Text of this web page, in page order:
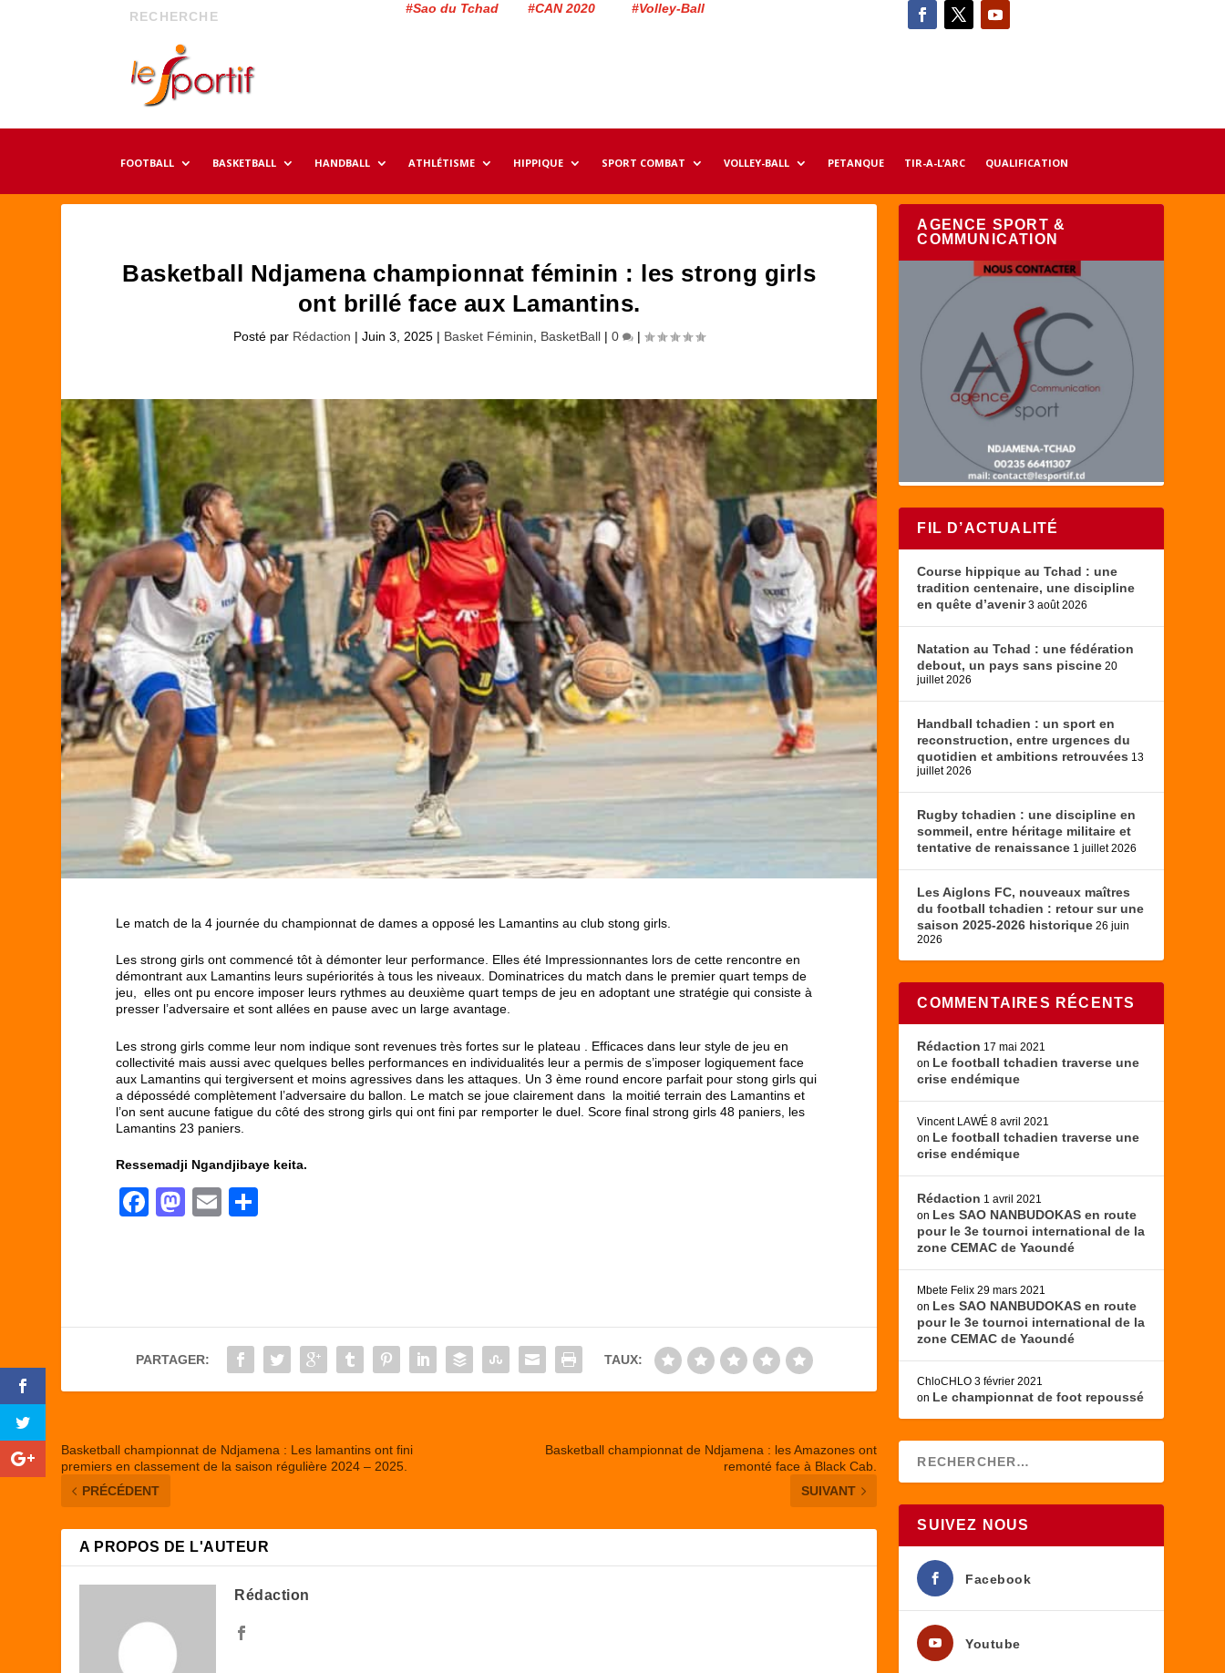
#Sao du Tchad #CAN 2020 #Volley-Ball
FOOTBALL BASKETBALL HANDBALL ATHLÉTISME HIPPIQUE SPORT COMBAT VOLLEY-BALL PETANQUE TIR-A-L’ARC QUALIFICATION
Basketball Ndjamena championnat féminin : les strong girls
ont brillé face aux Lamantins.
Posté par Rédaction |Juin 3, 2025 | Basket Féminin BasketBall |0 |
Le match de la 4 journée du championnat de dames a opposé les Lamantins au club stong girls.
Les strong girls ont commencé tôt à démonter leur performance. Elles été Impressionnantes lors de cette rencontre en
démontrant aux Lamantins leurs supériorités à tous les niveaux. Dominatrices du match dans le premier quart temps de
jeu, elles ont pu encore imposer leurs rythmes au deuxième quart temps de jeu en adoptant une stratégie qui consiste à
presser l’adversaire et sont allées en pause avec un large avantage.
Les strong girls comme leur nom indique sont revenues très fortes sur le plateau . Efficaces dans leur style de jeu en
collectivité mais aussi avec quelques belles performances en individualités leur a permis de s’imposer logiquement face
aux Lamantins qui tergiversent et moins agressives dans les attaques. Un 3 ème round encore parfait pour stong girls qui
a dépossédé complètement l’adversaire du ballon. Le match se joue clairement dans la moitié terrain des Lamantins et
l’on sent aucune fatigue du côté des strong girls qui ont fini par remporter le duel. Score final strong girls 48 paniers, les
Lamantins 23 paniers.
Ressemadji Ngandjibaye keita.
F
b
o
M
d
o
E
er
PARTAGER: TAUX:
Basketball championnat de Ndjamena : Les lamantins ont fini
premiers en classement de la saison régulière 2024 – 2025.
PRÉCÉDENT
Basketball championnat de Ndjamena : les Amazones ont
remonté face à Black Cab.
SUIVANT
A PROPOS DE L'AUTEUR
Rédaction
AGENCE SPORT &
COMMUNICATION
FIL D’ACTUALITÉ
Course hippique au Tchad : une
tradition centenaire, une discipline
en quête d’avenir 3 août 2026
Natation au Tchad : une fédération
debout, un pays sans piscine 20
juillet 2026
Handball tchadien : un sport en
reconstruction, entre urgences du
quotidien et ambitions retrouvées 13
juillet 2026
Rugby tchadien : une discipline en
sommeil, entre héritage militaire et
tentative de renaissance 1 juillet 2026
Les Aiglons FC, nouveaux maîtres
du football tchadien : retour sur une
saison 2025-2026 historique 26 juin
2026
COMMENTAIRES RÉCENTS
Rédaction 17 mai 2021
on Le football tchadien traverse une
crise endémique
Vincent LAWÉ 8 avril 2021
on Le football tchadien traverse une
crise endémique
Rédaction 1 avril 2021
on Les SAO NANBUDOKAS en route
pour le 3e tournoi international de la
zone CEMAC de Yaoundé
Mbete Felix 29 mars 2021
on Les SAO NANBUDOKAS en route
pour le 3e tournoi international de la
zone CEMAC de Yaoundé
ChloCHLO 3 février 2021
on Le championnat de foot repoussé
SUIVEZ NOUS
Facebook
Youtube